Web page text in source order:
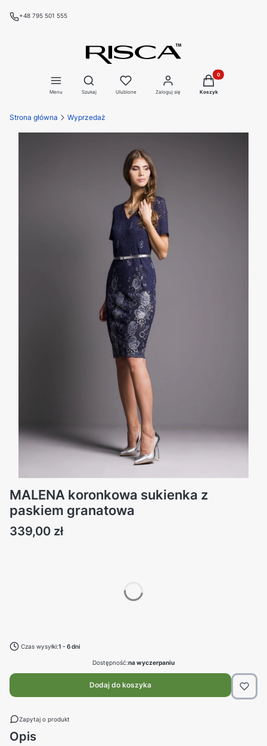
+48 795 501 555
Menu
Otwórz wyszukiwarkę
Szukaj Ulubione Zaloguj się
Produkty w
Koszyk
Strona główna Wyprzedaż
MALENA koronkowa sukienka z
paskiem granatowa
Cena
339,00 zł
Czas wysyłki:1 - 6 dni
Dostępność:na wyczerpaniu
Dodaj do koszyka
Zapytaj o produkt
Opis